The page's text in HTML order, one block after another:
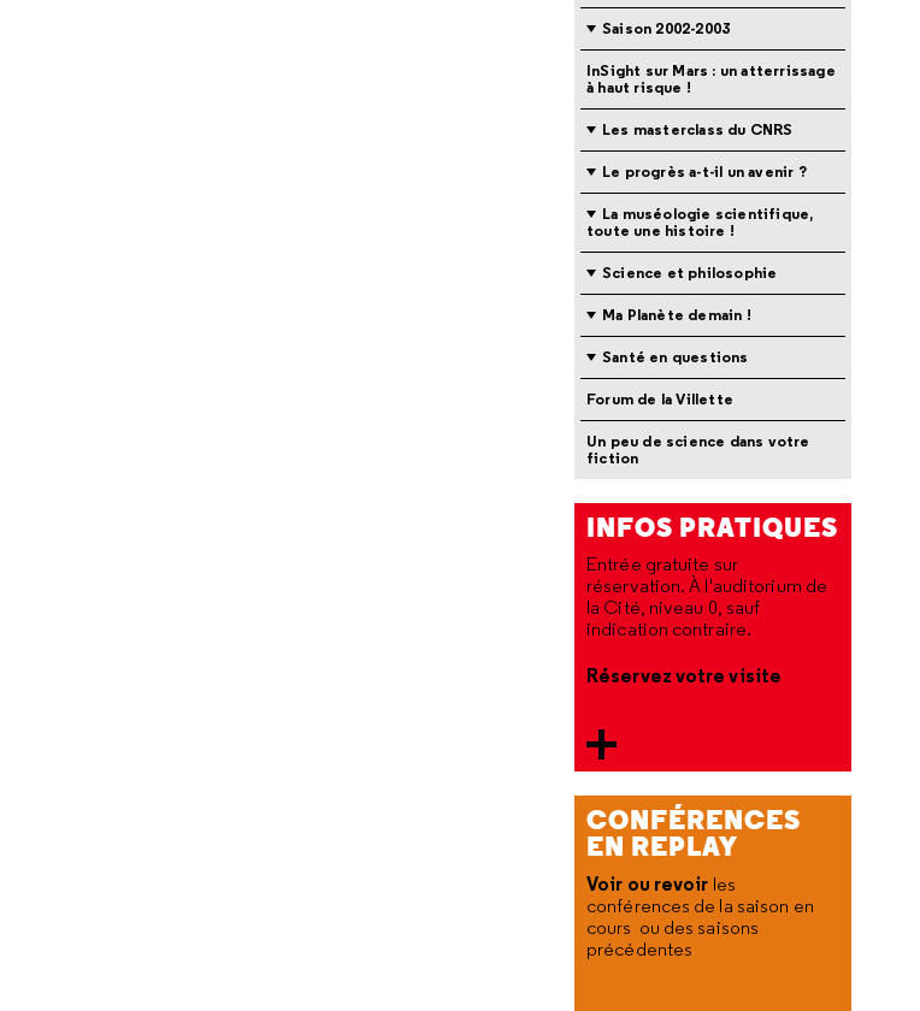
Saison 2002-2003
InSight sur Mars : un atterrissage
à haut risque !
Les masterclass du CNRS
Le progrès a-t-il un avenir ?
La muséologie scientifique,
toute une histoire !
Science et philosophie
Ma Planète demain !
Santé en questions
Forum de la Villette
Un peu de science dans votre
fiction
INFOS PRATIQUES
Entrée gratuite sur
réservation. À l'auditorium de
la Cité, niveau 0, sauf
indication contraire.
Réservez votre visite
CONFÉRENCES
EN REPLAY
Voir ou revoir les
conférences de la saison en
cours ou des saisons
précédentes